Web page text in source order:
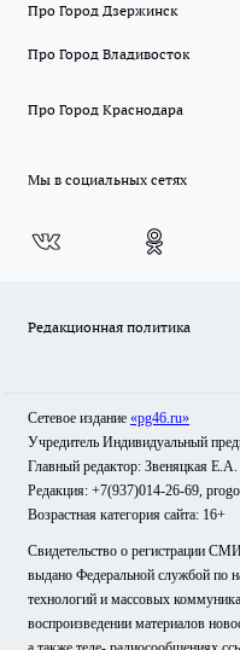
Про Город Дзержинск
Про Город Владивосток
Про Город Краснодара
Мы в социальных сетях
Редакционная политика
Сетевое издание «pg46.ru»
Учредитель Индивидуальный
Главный редактор: Звеняцкая Е.А.
Редакция: +7(937)014-26-69,
Возрастная категория сайта: 16+
Свидетельство о регистрации
выдано Федеральной службой по
технологий и массовых
воспроизведении материалов